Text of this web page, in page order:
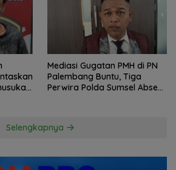
Mediasi Gugatan PMH di PN
Palembang Buntu, Tiga
Perwira Polda Sumsel Absen,
Selengkapnya